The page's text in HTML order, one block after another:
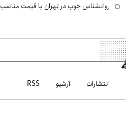
روانشناس خوب در تهران با قیمت مناسب
انتشارات آرشیو RSS